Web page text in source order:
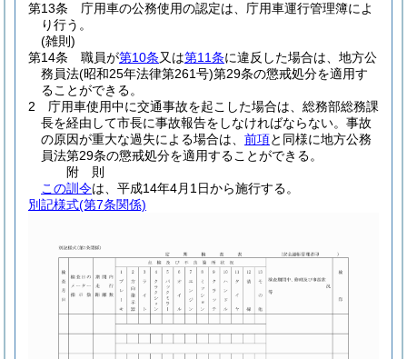
第13条
庁用車の公務使用の認定は、庁用車運行管理簿によ
り行う。
(雑則)
第14条
職員が第10条又は第11条に違反した場合は、地方公
務員法(昭和25年法律第261号)第29条の懲戒処分を適用す
ることができる。
2
庁用車使用中に交通事故を起こした場合は、総務部総務課
長を経由して市長に事故報告をしなければならない。 事故
の原因が重大な過失による場合は、 前項と同様に地方公務
員法第29条の懲戒処分を適用することができる。
附 則
この訓令は、平成14年4月1日から施行する。
別記様式(第7条関係)